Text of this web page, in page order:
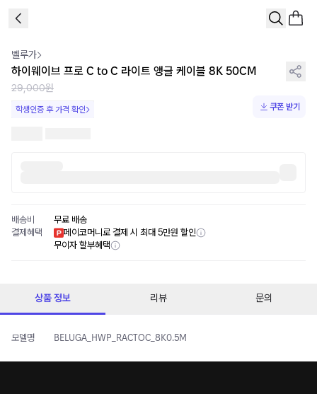
벨루가
하이웨이브 프로 C to C 라이트 앵글 케이블 8K 50CM
29,000원
학생인증 후 가격 확인 쿠폰 받기
배송비
무료 배송
결제혜택
페이코머니로 결제 시 최대 5만원 할인
무이자 할부혜택
상품 정보 리뷰 문의
모델명 BELUGA_HWP_RACTOC_8K0.5M